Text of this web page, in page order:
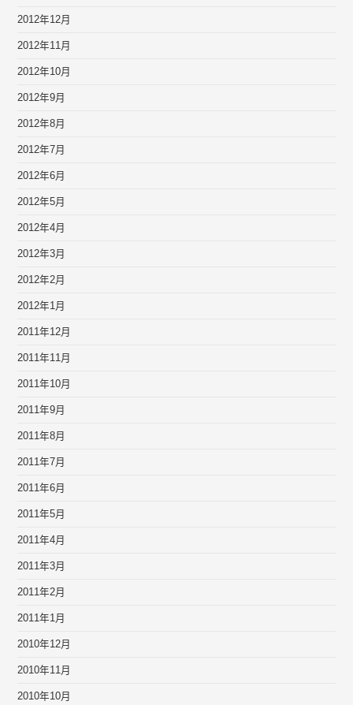
2012年12月
2012年11月
2012年10月
2012年9月
2012年8月
2012年7月
2012年6月
2012年5月
2012年4月
2012年3月
2012年2月
2012年1月
2011年12月
2011年11月
2011年10月
2011年9月
2011年8月
2011年7月
2011年6月
2011年5月
2011年4月
2011年3月
2011年2月
2011年1月
2010年12月
2010年11月
2010年10月